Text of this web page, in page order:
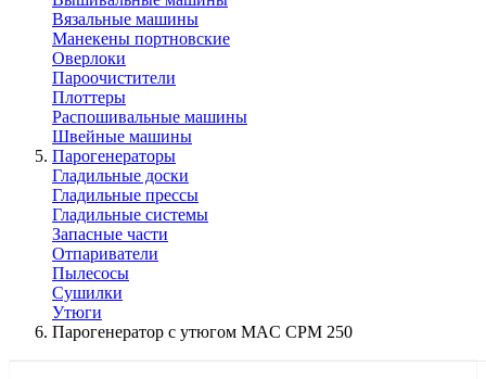
Вязальные машины
Манекены портновские
Оверлоки
Пароочистители
Плоттеры
Распошивальные машины
Швейные машины
Парогенераторы
Гладильные доски
Гладильные прессы
Гладильные системы
Запасные части
Отпариватели
Пылесосы
Сушилки
Утюги
Парогенератор с утюгом MAC CPM 250